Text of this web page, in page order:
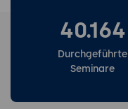
40.164
Durchgeführte
Seminare